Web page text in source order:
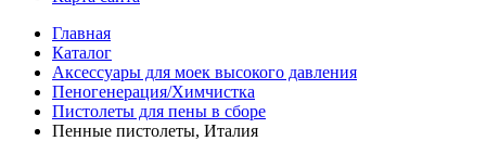
Главная
Каталог
Аксессуары для моек высокого давления
Пеногенерация/Химчистка
Пистолеты для пены в сборе
Пенные пистолеты, Италия